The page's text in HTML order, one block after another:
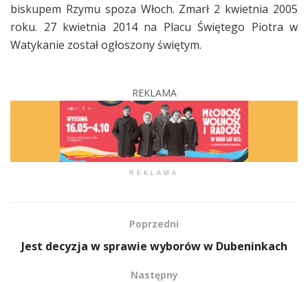
biskupem Rzymu spoza Włoch. Zmarł 2 kwietnia 2005
roku. 27 kwietnia 2014 na Placu Świętego Piotra w
Watykanie został ogłoszony świętym.
REKLAMA
REKLAMA
Poprzedni
Jest decyzja w sprawie wyborów w Dubeninkach
Następny